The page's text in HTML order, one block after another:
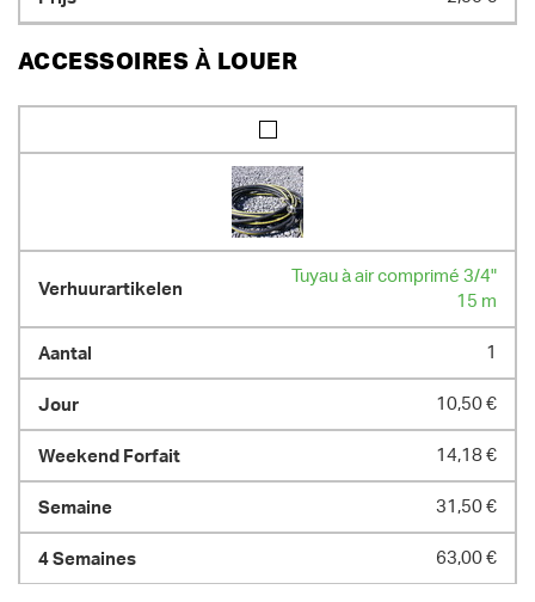
ACCESSOIRES À LOUER
Tuyau à air comprimé 3/4"
15 m
1
10,50 €
14,18 €
31,50 €
63,00 €